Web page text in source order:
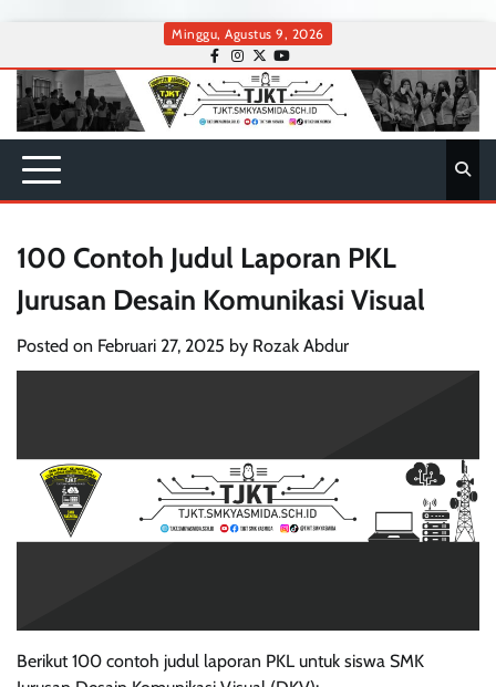
content
Minggu, Agustus 9, 2026
facebook
instagram
twitteryoutube
100 Contoh Judul Laporan PKL
Jurusan Desain Komunikasi Visual
Posted on Februari 27, 2025 by Rozak Abdur
Berikut 100 contoh judul laporan PKL untuk siswa SMK